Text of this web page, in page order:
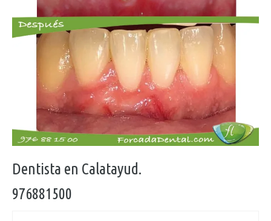
Dentista en Calatayud.
976881500